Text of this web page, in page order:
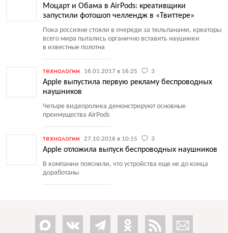
Моцарт и Обама в AirPods: креативщики
запустили фотошоп челлендж в «Твиттере»
Пока россияне стояли в очереди за тюльпанами, креаторы
всего мира пытались органично вставить наушники
в известные полотна
технологии 16.01.2017 в 16:25 3
Apple выпустила первую рекламу беспроводных
наушников
Четыре видеоролика демонстрируют основные
преимущества AirPods
технологии 27.10.2016 в 10:15 3
Apple отложила выпуск беспроводных наушников
В компании пояснили, что устройства еще не до конца
доработаны